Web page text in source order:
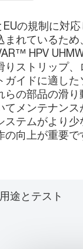
の規制に対
まれているた
HPV
りストリップ
ガイドに適し
らの部品の滑
てメンテナン
ステムがより
向上が重要で
用途とテスト